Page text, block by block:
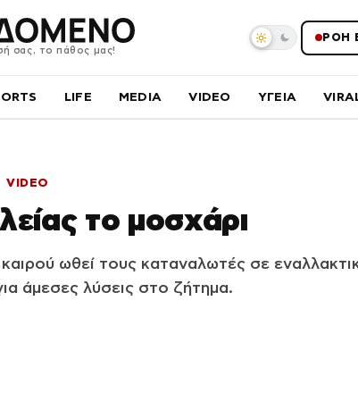
σας, το πάθος μας!
ΡΟΗ
LIFE MEDIA VIDEO ΥΓΕΙΑ
VIDEO
το μοσχάρι
ωθεί τους καταναλωτές σε
άμεσες λύσεις στο ζήτημα.